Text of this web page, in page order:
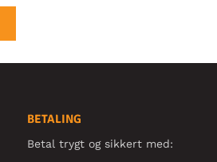
BETALING
Betal trygt og sikkert med: